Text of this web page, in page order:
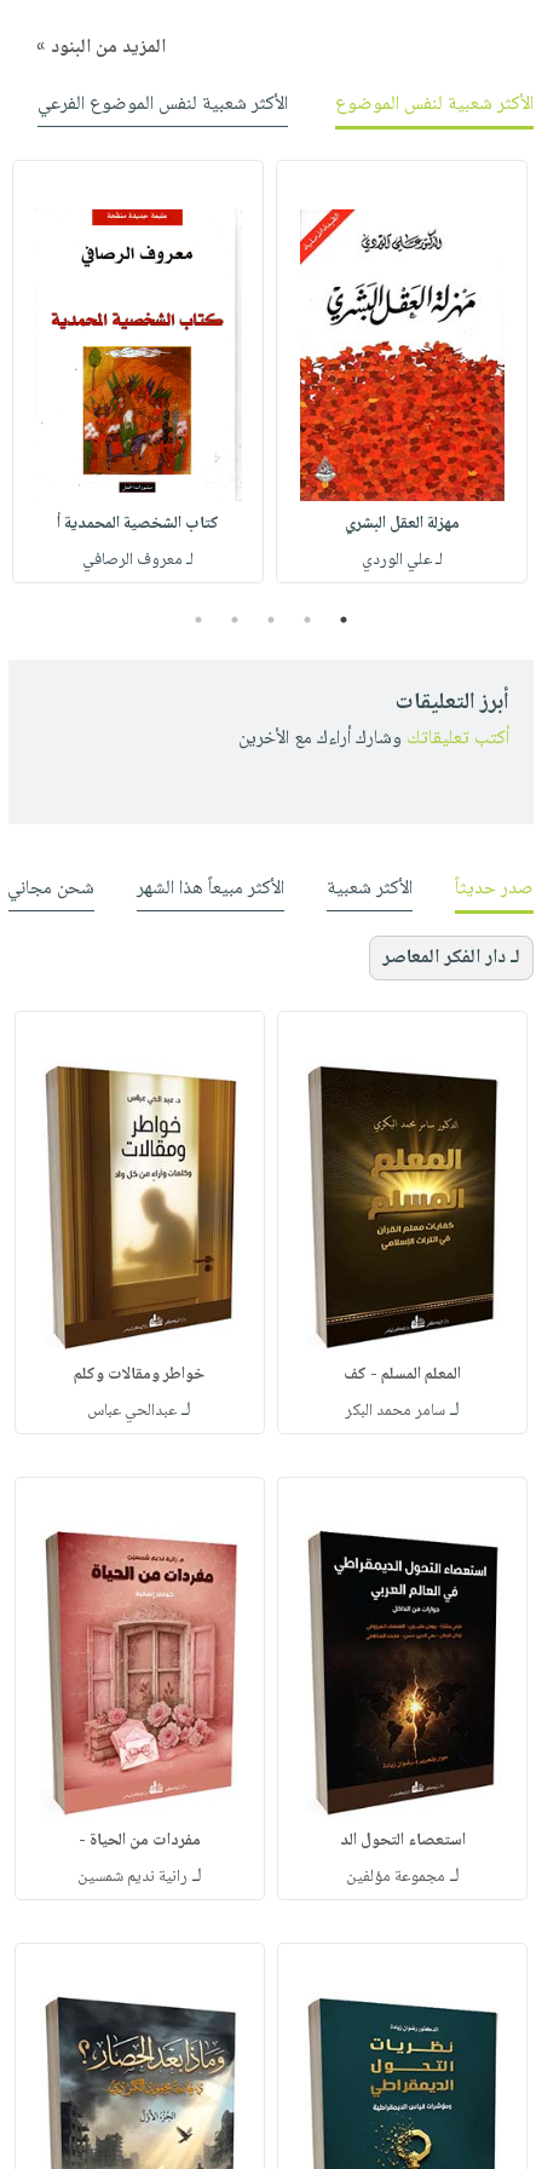
المزيد من البنود »
الأكثر شعبية لنفس الموضوع
الأكثر شعبية لنفس الموضوع الفرعي
مهزلة العقل البشري
لـ علي الوردي
كتاب الشخصية المحمدية أ
لـ معروف الرصافي
1
2
3
4
5
أبرز التعليقات
أكتب تعليقاتك وشارك أراءك مع الأخرين
صدر حديثاً الأكثر شعبية الأكثر مبيعاً هذا الشهر شحن مجاني
لـ دار الفكر المعاصر
المعلم المسلم - كف
لـسامر محمد البكر
خواطر ومقالات وكلم
لـعبدالحي عباس
استعصاء التحول الد
لـ مجموعة مؤلفين
مفردات من الحياة -
لـ رانية نديم شمسين